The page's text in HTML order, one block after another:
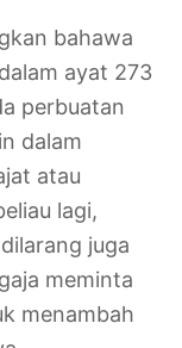
bahawa
perbuatan
dalam
atau
lagi,
juga
meminta
menambah